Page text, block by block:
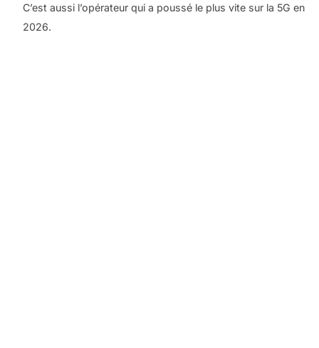
C’est aussi l’opérateur qui a poussé le plus vite sur la 5G en
2026.